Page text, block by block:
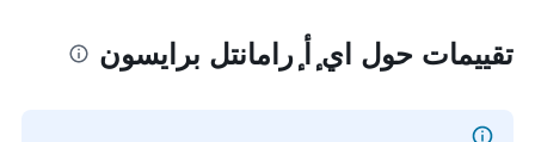
تقييمات حول اي ٕأ ٕرامانتل برايسون